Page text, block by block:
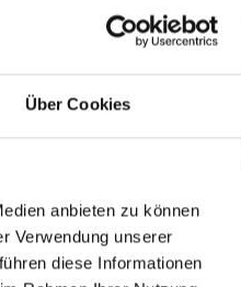
Über Cookies
anbieten zu können
Verwendung unserer
diese Informationen
handelt es sich um
nur nach unseren